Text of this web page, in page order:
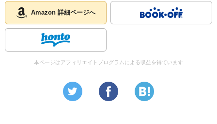
Amazon 詳細ページへ
本ページはアフィリエイトプログラムによる収益を得ています